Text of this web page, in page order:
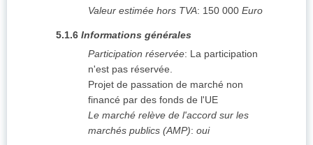
Valeur estimée hors TVA: 150 000 Euro
5.1.6 Informations générales
Participation réservée: La participation
n'est pas réservée.
Projet de passation de marché non
financé par des fonds de l'UE
Le marché relève de l'accord sur les
marchés publics (AMP): oui